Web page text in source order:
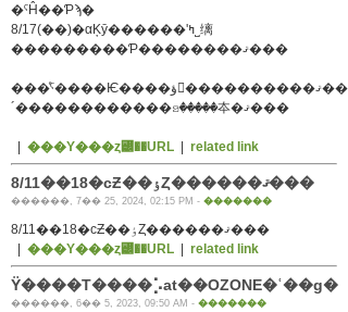
�ˤĤ��Ƥϡ�
8/17(��)�αĶȳ������ʹߤ˽缡
���������Ƥ��������ޤ���
���ͤˤ����Ѥ����ؤ򤪤����������ޤ�������
´������������ꤤ�����夲�ޤ���
���Υ���ȥ꡼��URL related link
8/11��18�ϲƵ��ٶȤ������ޤ���
������, 7�� 25, 2024, 02:15 PM - �������
8/11��18�ϲƵ��ٶȤ������ޤ���
���Υ���ȥ꡼��URL related link
Ÿ����Τ����⡡at��OZONE�ʿ��ɡ�
������, 6�� 5, 2023, 09:50 AM - �������